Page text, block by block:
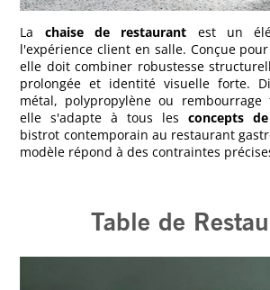
La chaise de restaurant est un
l'expérience client en salle. Conçue
elle doit combiner robustesse
prolongée et identité visuelle forte.
métal, polypropylène ou
elle s'adapte à tous les concepts
bistrot contemporain au restaurant
modèle répond à des contraintes
Table de